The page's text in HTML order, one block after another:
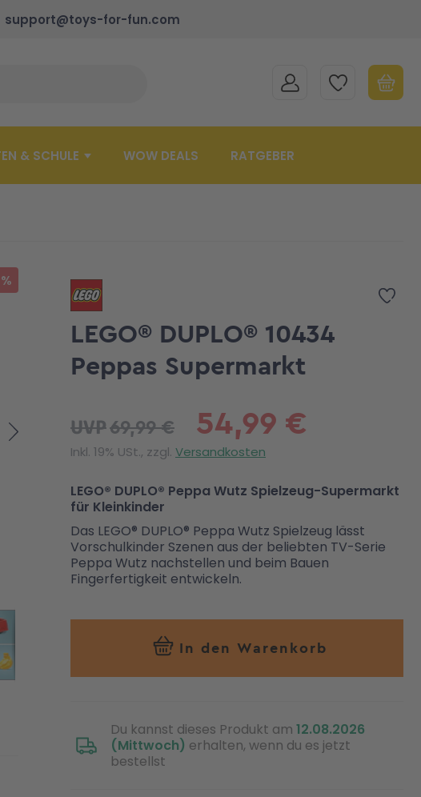
support@toys-for-fun.com
MEIN KONTOMEINE WUNSCHLISTE
& SCHULE WOW DEALS RATGEBER
%
Zur
LEGO® DUPLO® 10434
Peppas Supermarkt
54,99 €
UVP69,99 €
Inkl. 19% USt., zzgl. Versandkosten
LEGO® DUPLO® Peppa Wutz Spielzeug-Supermarkt
für Kleinkinder
Das LEGO® DUPLO® Peppa Wutz Spielzeug lässt
Vorschulkinder Szenen aus der beliebten TV-Serie
Peppa Wutz nachstellen und beim Bauen
Fingerfertigkeit entwickeln.
In den Warenkorb
Du kannst dieses Produkt am 12.08.2026
(Mittwoch) erhalten, wenn du es jetzt
bestellst